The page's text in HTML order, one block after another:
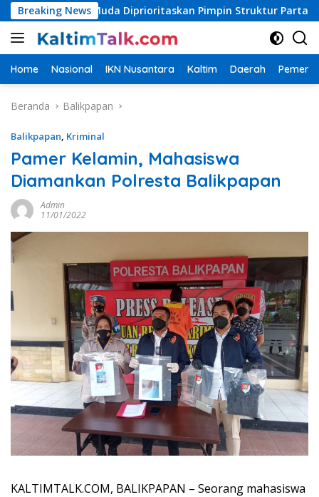
Langsung
ke
konten
Breaking News
Muda Diprioritaskan Pimpin Struktur Partai
Home Nasional IKN Nusantara Kaltim Daerah
Beranda Balikpapan
Balikpapan, Kriminal
Pamer Kelamin, Mahasiswa
Diamankan Polresta Balikpapan
Admin
11/01/2022
KALTIMTALK.COM, BALIKPAPAN – Seorang mahasiswa